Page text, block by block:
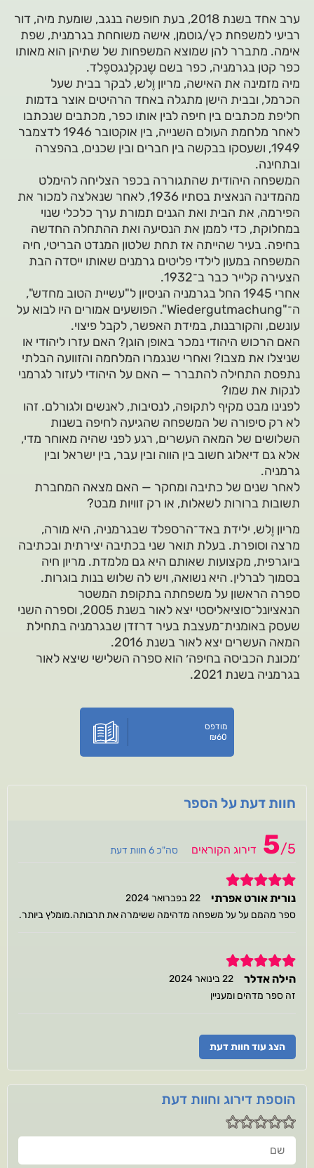
ערב אחד בשנת 2018, בעת חופשה בנגב, שומעת מיה, דור
רביעי למשפחת כץ/גוטמן, אישה משוחחת בגרמנית, שפת
אימה. מתברר להן שמוצא המשפחות של שתיהן הוא מאותו
כפר קטן בגרמניה, כפר בשם שֶנקלֶנגספֶלד.
מיה מזמינה את האישה, מריון וֶלש, לבקר בבית שעל
הכרמל, ובבית הישן מתגלה באחד הרהיטים אוצר בדמות
חליפת מכתבים בין חיפה לבין אותו כפר, מכתבים שנכתבו
לאחר מלחמת העולם השנייה, בין אוקטובר 1946 לדצמבר
1949, ושעסקו בבקשה בין חברים ובין שכנים, בהפצרה
ובתחינה.
המשפחה היהודית שהתגוררה בכפר הצליחה להימלט
מהמדינה הנאצית בסתיו 1936, לאחר שנאלצה למכור את
הפירמה, את הבית ואת הגנים תמורת ערך כלכלי שנוי
במחלוקת, כדי לממן את הנסיעה ואת ההתחלה החדשה
בחיפה. בעיר שהייתה אז תחת שלטון המנדט הבריטי, חיה
המשפחה במעון לילדי פליטים גרמנים שאותו ייסדה הבת
הצעירה קלייר כבר ב־1932.
אחרי 1945 החל בגרמניה הניסיון ל"עשיית הטוב מחדש",
ה־"Wiedergutmachung". הפושעים אמורים היו לבוא על
עונשם, והקורבנות, במידת האפשר, לקבל פיצוי.
האם הרכוש היהודי נמכר באופן הוגן? האם עזרו ליהודי או
שניצלו את מצבו? ואחרי שנגמרו המלחמה והזוועה הבלתי
נתפסת התחילה להתברר — האם על היהודי לעזור לגרמני
לנקות את שמו?
לפנינו מבט מקיף לתקופה, לנסיבות, לאנשים ולגורלם. זהו
לא רק סיפורה של המשפחה שהגיעה לחיפה בשנות
השלושים של המאה העשרים, רגע לפני שהיה מאוחר מדי,
אלא גם דיאלוג חשוב בין הווה ובין עבר, בין ישראל ובין
גרמניה.
לאחר שנים של כתיבה ומחקר — האם מצאה המחברת
תשובות ברורות לשאלות, או רק זוויות מבט?
מריון וֶלש, ילידת באד־הרספלד שבגרמניה, היא מורה,
מרצה וסופרת. בעלת תואר שני בכתיבה יצירתית ובכתיבה
ביוגרפית, מקצועות שאותם היא גם מלמדת. מריון חיה
בסמוך לברלין. היא נשואה, ויש לה שלוש בנות בוגרות.
ספרה הראשון על משפחתה בתקופת המשטר
הנאציונל־סוציאליסטי יצא לאור בשנת 2005, וספרה השני
שעסק באומנית־מעצבת בעיר דרזדן שבגרמניה בתחילת
המאה העשרים יצא לאור בשנת 2016.
׳מכונת הכביסה בחיפה׳ הוא ספרה השלישי שיצא לאור
בגרמניה בשנת 2021.
מודפס
₪60
חוות דעת על הספר
5/5 דירוג הקוראים סה"כ 6 חוות דעת
5
נורית אורט אפרתי
22 בפברואר 2024
ספר מהמם על על משפחה מדהימה ששימרה את תרבותה.מומלץ ביותר.
5
הילה אדלר
22 בינואר 2024
זה ספר מדהים ומעניין
הצג עוד חוות דעת
הוספת דירוג וחוות דעת
שם